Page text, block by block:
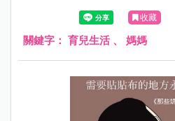
收藏
關鍵字： 育兒生活、 媽媽